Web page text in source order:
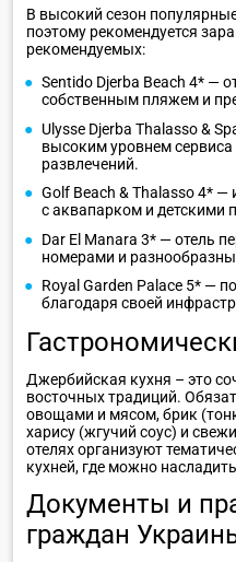
В высокий сезон
поэтому рекомендуется
рекомендуемых:
Sentido Djerba Beach 4* —
собственным пляжем и
Ulysse Djerba Thalasso &
высоким уровнем
развлечений.
Golf Beach & Thalasso 4* —
с аквапарком и детскими
Dar El Manara 3* — отель
номерами и
Royal Garden Palace 5* —
благодаря своей
Джербийская кухня – это
восточных традиций.
овощами и мясом, брик
харису (жгучий соус) и
отелях организуют
кухней, где можно
Документы и
граждан